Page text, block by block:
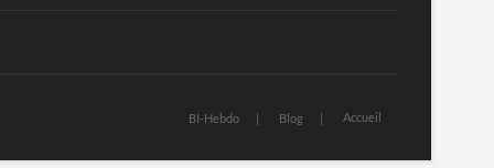
BI-Hebdo Blog Accueil